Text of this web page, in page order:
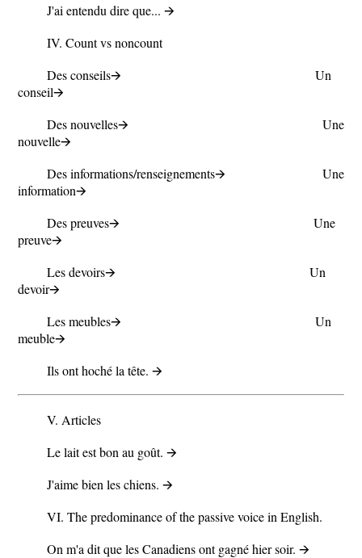
J'ai entendu dire que... 🡪
IV. Count vs noncount
Des conseils🡪 Un
conseil🡪
Des nouvelles🡪 Une
nouvelle🡪
Des informations/renseignements🡪 Une
information🡪
Des preuves🡪 Une
preuve🡪
Les devoirs🡪 Un
devoir🡪
Les meubles🡪 Un
meuble🡪
Ils ont hoché la tête. 🡪
V. Articles
Le lait est bon au goût. 🡪
J'aime bien les chiens. 🡪
VI. The predominance of the passive voice in English.
On m'a dit que les Canadiens ont gagné hier soir. 🡪